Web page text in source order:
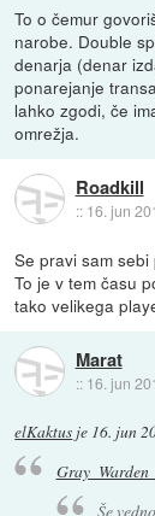
To o čemur
narobe. Double
denarja (denar
ponarejanje
lahko zgodi, če
omrežja.
Roadkill
:: 16. jun
Se pravi sam
To je v tem času
tako velikega
Marat
:: 16. jun
elKaktus je 16. jun
Gray_Warden_
Še